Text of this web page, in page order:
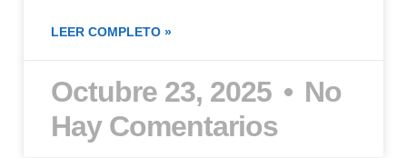
LEER COMPLETO »
Octubre 23, 2025
No
Hay Comentarios